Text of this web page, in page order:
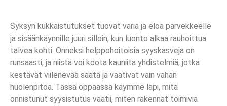
Syksyn kukkaistutukset tuovat väriä ja eloa parvekkeelle
ja sisäänkäynnille juuri silloin, kun luonto alkaa rauhoittua
talvea kohti. Onneksi helppohoitoisia syyskasveja on
runsaasti, ja niistä voi koota kauniita yhdistelmiä, jotka
kestävät viilenevää säätä ja vaativat vain vähän
huolenpitoa. Tässä oppaassa käymme läpi, mitä
onnistunut syysistutus vaatii, miten rakennat toimivia